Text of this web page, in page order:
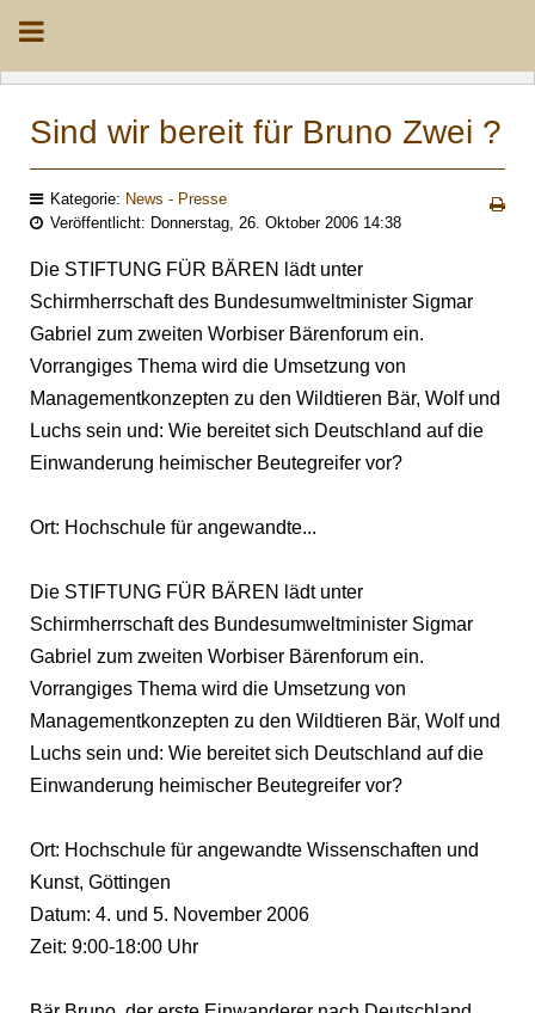
Sind wir bereit für Bruno Zwei ?
Kategorie: News - Presse
Veröffentlicht: Donnerstag, 26. Oktober 2006 14:38
Die STIFTUNG FÜR BÄREN lädt unter
Schirmherrschaft des Bundesumweltminister Sigmar
Gabriel zum zweiten Worbiser Bärenforum ein.
Vorrangiges Thema wird die Umsetzung von
Managementkonzepten zu den Wildtieren Bär, Wolf und
Luchs sein und: Wie bereitet sich Deutschland auf die
Einwanderung heimischer Beutegreifer vor?
Ort: Hochschule für angewandte...
Die STIFTUNG FÜR BÄREN lädt unter
Schirmherrschaft des Bundesumweltminister Sigmar
Gabriel zum zweiten Worbiser Bärenforum ein.
Vorrangiges Thema wird die Umsetzung von
Managementkonzepten zu den Wildtieren Bär, Wolf und
Luchs sein und: Wie bereitet sich Deutschland auf die
Einwanderung heimischer Beutegreifer vor?
Ort: Hochschule für angewandte Wissenschaften und
Kunst, Göttingen
Datum: 4. und 5. November 2006
Zeit: 9:00-18:00 Uhr